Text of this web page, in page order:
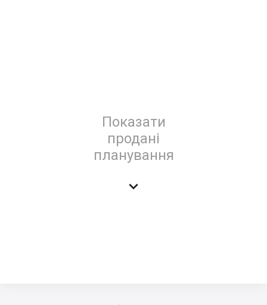
Показати
продані
планування
